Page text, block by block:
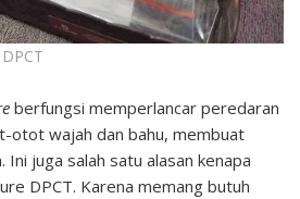
berfungsi memperlancar peredaran
otot wajah dan bahu, membuat
juga salah satu alasan kenapa
DPCT. Karena memang butuh